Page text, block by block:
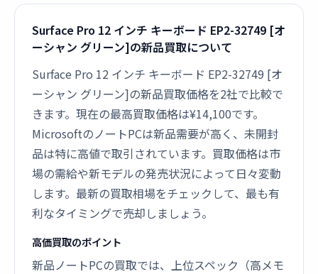
Surface Pro 12 インチ キーボード EP2-32749 [オ
ーシャン グリーン]の新品買取について
Surface Pro 12 インチ キーボード EP2-32749 [オ
ーシャン グリーン]の新品買取価格を2社で比較で
きます。現在の最高買取価格は¥14,100です。
MicrosoftのノートPCは新品需要が高く、未開封
品は特に高値で取引されています。買取価格は市
場の需給や新モデルの発売状況によって日々変動
します。最新の買取相場をチェックして、最も有
利なタイミングで売却しましょう。
高価買取のポイント
新品ノートPCの買取では、上位スペック（高メモ